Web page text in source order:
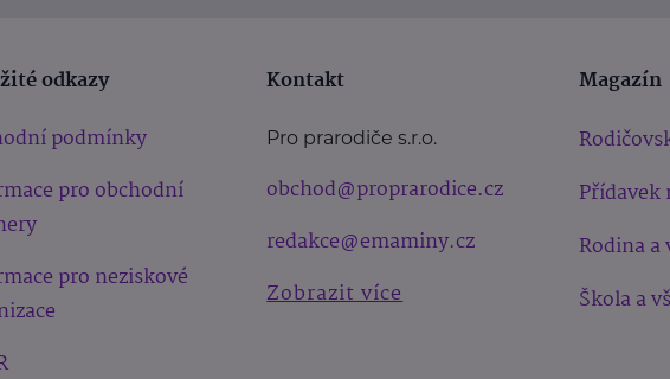
odkazy
podmínky
pro obchodní
pro neziskové
Kontakt
Pro prarodiče s.r.o.
obchod@proprarodice.cz
redakce@emaminy.cz
Zobrazit více
Magazín
Přídavek
Rodina a
Škola a